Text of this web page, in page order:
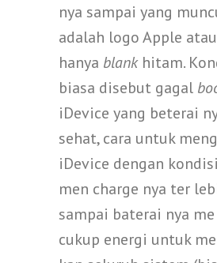
nya sampai yang
adalah logo Apple
hanya blankhitam.
biasa disebut gagal
iDevice yang beterai
sehat, cara untuk
iDevice dengan
men charge nya ter
sampai baterai nya
cukup energi untuk